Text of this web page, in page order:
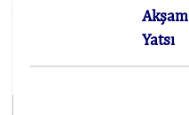
Akşam
Yatsı